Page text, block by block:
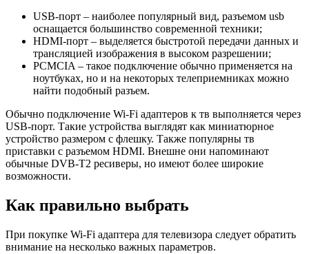
USB-порт – наиболее популярный вид, разъемом usb
оснащается большинство современной техники;
HDMI-порт – выделяется быстротой передачи данных и
трансляцией изображения в высоком разрешении;
PCMCIA – такое подключение обычно применяется на
ноутбуках, но и на некоторых телеприемниках можно
найти подобный разъем.
Обычно подключение Wi-Fi адаптеров к тв выполняется через
USB-порт. Такие устройства выглядят как миниатюрное
устройство размером с флешку. Также популярны тв
приставки с разъемом HDMI. Внешне они напоминают
обычные DVB-T2 ресиверы, но имеют более широкие
возможности.
Как правильно выбрать
При покупке Wi-Fi адаптера для телевизора следует обратить
внимание на несколько важных параметров.